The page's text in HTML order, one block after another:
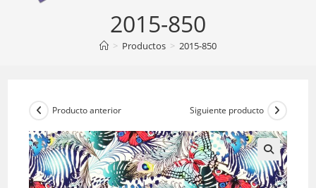
2015-850
> Productos > 2015-850
Producto anterior Siguiente producto